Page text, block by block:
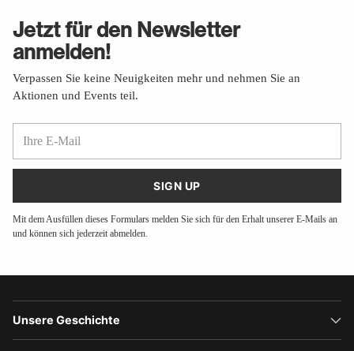
Jetzt für den Newsletter
anmelden!
Verpassen Sie keine Neuigkeiten mehr und nehmen Sie an
Aktionen und Events teil.
SIGN UP
Mit dem Ausfüllen dieses Formulars melden Sie sich für den Erhalt unserer E-Mails an
und können sich jederzeit abmelden.
Unsere Geschichte